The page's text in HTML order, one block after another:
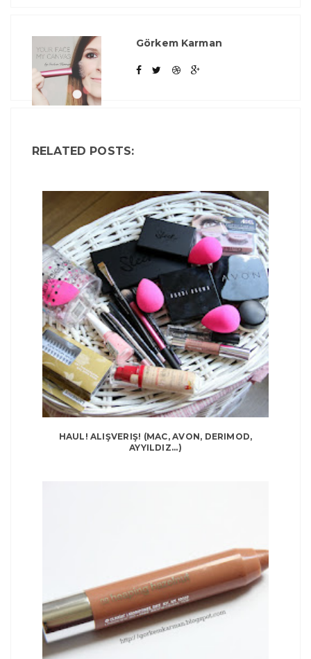
Görkem Karman
RELATED POSTS:
HAUL! ALIŞVERIŞ! (MAC, AVON, DERIMOD,
AYYILDIZ...)